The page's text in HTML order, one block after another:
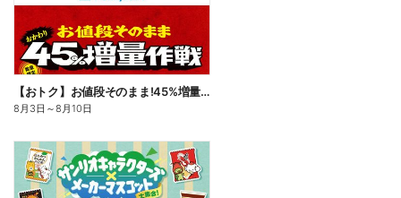
【おトク】お値段そのまま!45%増量作戦!
8月3日 ～8月10日